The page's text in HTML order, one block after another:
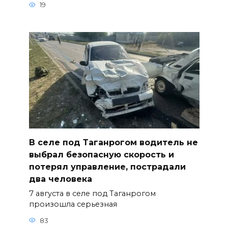
19
В селе под Таганрогом водитель не
выбрал безопасную скорость и
потерял управление, пострадали
два человека
7 августа в селе под Таганрогом
произошла серьезная
83